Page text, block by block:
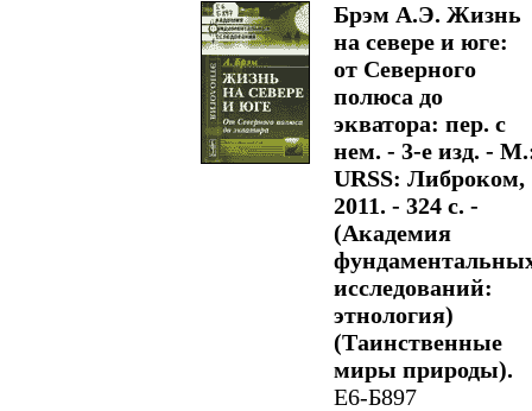
Брэм А.Э. Жизнь
на севере и юге:
от Северного
полюса до
экватора: пер. с
нем. - 3-е изд. -
URSS: Либроком,
2011. - 324 с. -
(Академия
исследований:
этнология)
(Таинственные
миры природы).
Е6-Б897